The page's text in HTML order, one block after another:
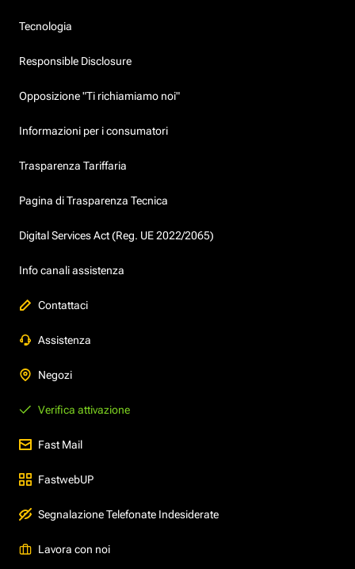
Tecnologia
Responsible Disclosure
Opposizione "Ti richiamiamo noi"
Informazioni per i consumatori
Trasparenza Tariffaria
Pagina di Trasparenza Tecnica
Digital Services Act (Reg. UE 2022/2065)
Info canali assistenza
Contattaci
Assistenza
Negozi
Verifica attivazione
Fast Mail
FastwebUP
Segnalazione Telefonate Indesiderate
Lavora con noi